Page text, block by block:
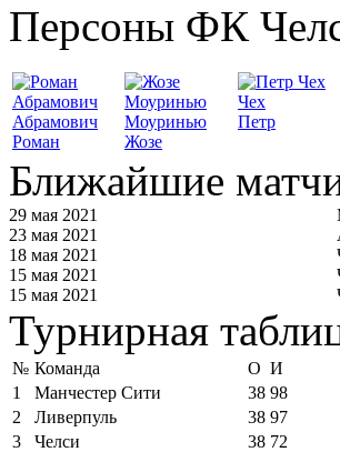
Персоны ФК
Абрамович
Роман
Моуринью
Жозе
Чех
Петр
Ближайшие
29 мая 2021
23 мая 2021
18 мая 2021
15 мая 2021
15 мая 2021
Турнирная
№ Команда О И
1
Манчестер Сити 38 98
2
Ливерпуль 38 97
3
Челси 38 72